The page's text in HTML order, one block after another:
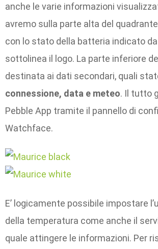
anche le varie informazioni
avremo sulla parte alta del
con lo stato della batteria indicato
sottolinea il logo. La parte inferiore
destinata ai dati secondari, quali
connessione, data e meteo. Il tutto
Pebble App tramite il pannello di
Watchface.
E’ logicamente possibile impostare
della temperatura come anche il
quale attingere le informazioni. Per